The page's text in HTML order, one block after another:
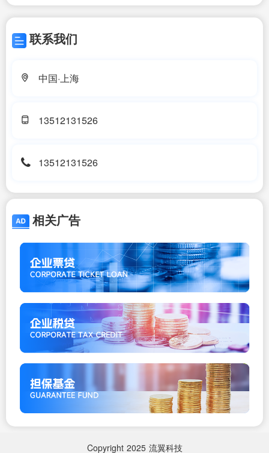
联系我们
中国·上海
13512131526
13512131526
相关广告
Copyright 2025 流翼科技